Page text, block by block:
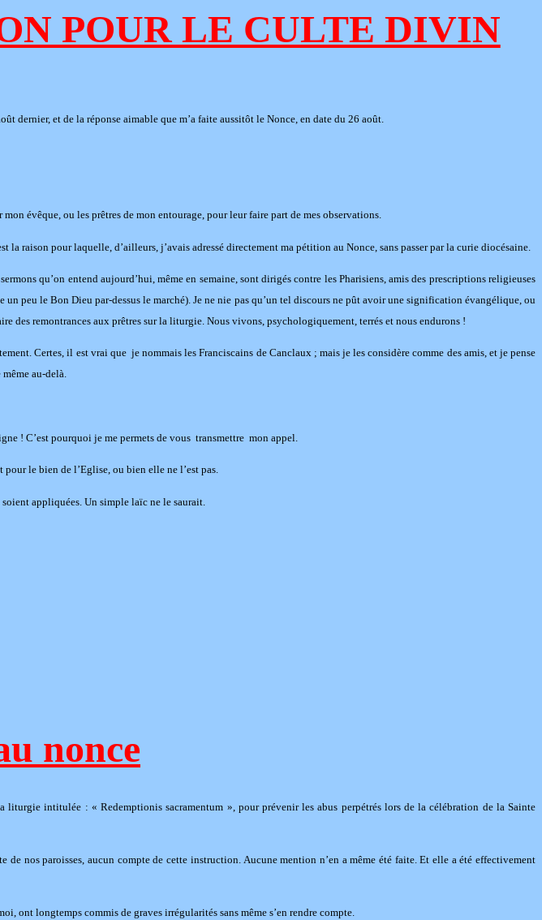
POUR LE CULTE DIVIN
dernier, et de la réponse aimable que m’a faite aussitôt le Nonce, en date du 26 août.
évêque, ou les prêtres de mon entourage, pour leur faire part de mes observations.
raison pour laquelle, d’ailleurs, j’avais adressé directement ma pétition au Nonce, sans passer par la curie diocésaine.
qu’on entend aujourd’hui, même en semaine, sont dirigés contre les Pharisiens, amis des prescriptions religieuses
peu le Bon Dieu par-dessus le marché). Je ne nie pas qu’un tel discours ne pût avoir une signification évangélique, ou
des remontrances aux prêtres sur la liturgie. Nous vivons, psychologiquement, terrés et nous endurons !
Certes, il est vrai que je nommais les Franciscains de Canclaux ; mais je les considère comme des amis, et je pense
au-delà.
! C’est pourquoi je me permets de vous transmettre mon appel.
pour le bien de l’Eglise, ou bien elle ne l’est pas.
appliquées. Un simple laïc ne le saurait.
nonce
intitulée : « Redemptionis sacramentum », pour prévenir les abus perpétrés lors de la célébration de la Sainte
nos paroisses, aucun compte de cette instruction. Aucune mention n’en a même été faite. Et elle a été effectivement
ont longtemps commis de graves irrégularités sans même s’en rendre compte.